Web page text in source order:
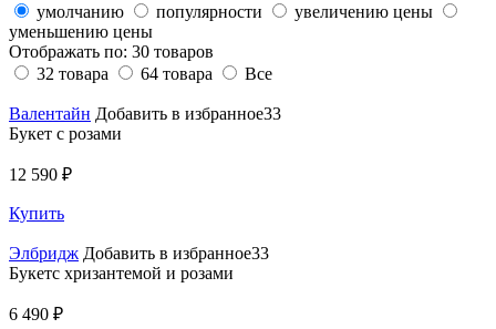
умолчанию
популярности
увеличению цены
уменьшению цены
Отображать по: 30 товаров
32 товара
64 товара Все
Валентайн Добавить в избранное33
Букет с розами
12 590 ₽
Купить
Элбридж Добавить в избранное33
Букетс хризантемой и розами
6 490 ₽